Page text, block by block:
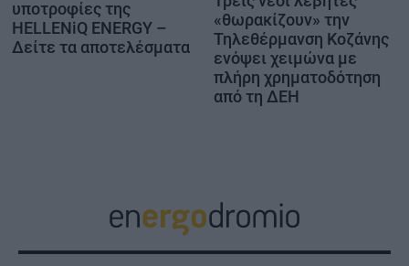
υποτροφίες της
HELLENiQ ENERGY –
Δείτε τα αποτελέσματα
«θωρακίζουν» την
Τηλεθέρμανση Κοζάνης
ενόψει χειμώνα με
πλήρη χρηματοδότηση
από τη ΔΕΗ